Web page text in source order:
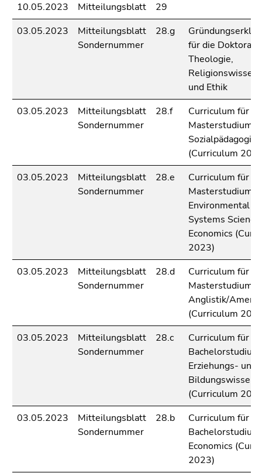
10.05.2023
Mitteilungsblatt
29
03.05.2023
Mitteilungsblatt
Sondernummer
28.g
für die
Theologie,
und Ethik
03.05.2023
Mitteilungsblatt
Sondernummer
28.f
Curriculum für
Masterstudium
Sozialpädagogik
(Curriculum
03.05.2023
Mitteilungsblatt
Sondernummer
28.e
Curriculum für
Masterstudium
Environmental
Systems
Economics
2023)
03.05.2023
Mitteilungsblatt
Sondernummer
28.d
Curriculum für
Masterstudium
Anglistik/
(Curriculum
03.05.2023
Mitteilungsblatt
Sondernummer
28.c
Curriculum für
Bachelorstudium
Erziehungs- und
(Curriculum
03.05.2023
Mitteilungsblatt
Sondernummer
28.b
Curriculum für
Bachelorstudium
Economics
2023)